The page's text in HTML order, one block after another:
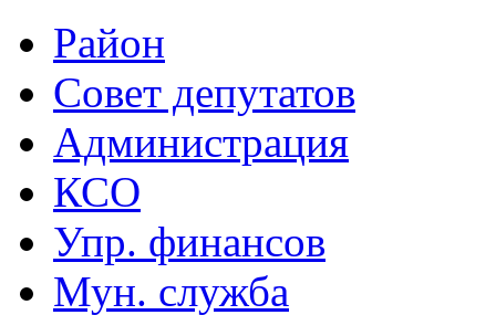
Район
Совет депутатов
Администрация
КСО
Упр. финансов
Мун. служба